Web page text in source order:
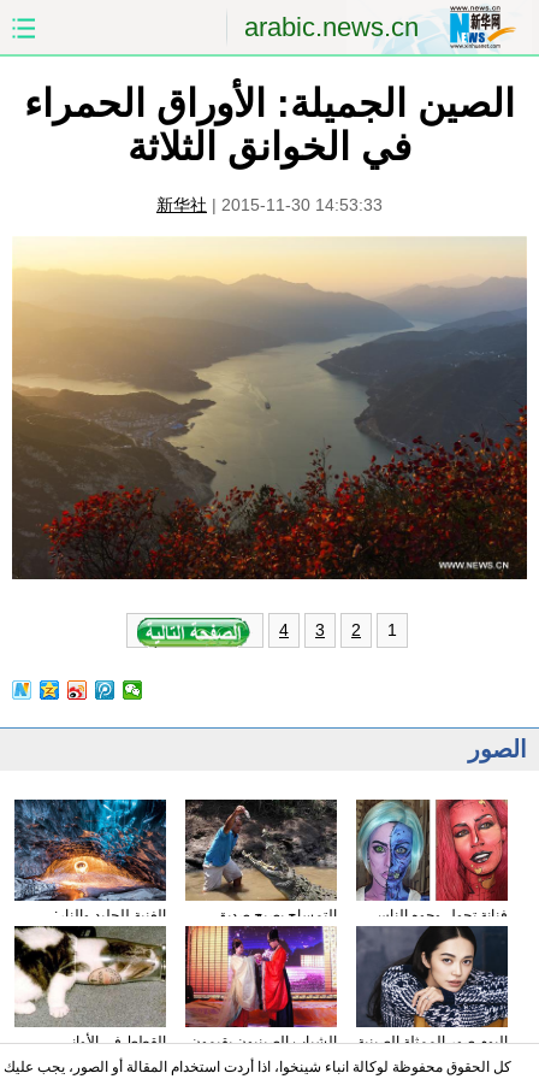
arabic.news.cn
الصين الصفحة الأولى
الشرق الأوسط العالم
الاقتصاد
العلوم والصحة الثقافة والتعليم
السياحة والبيئة
مؤتمر صحفى للخارجية
الصين الجميلة: الأوراق الحمراء
في الخوانق الثلاثة
新华社 | 2015-11-30 14:53:33
1
2
3
4
الصور
الغنية للجليد والنار:
المصور يلتقط صورا في
الأنهار الجليدية
التمساح يصبح صديق
الناس في كوستا ريكا
فنانة تحول وجوه الناس
إلى الشخصيات الكرتونية
باستخدام الماكياج
القطط في الأواني
الزجاجية
الشباب الصينيون يقيمون
حفل الزفاف وفقا لطريقة
البوم صور الممثلة الصينية
ياو تشن على مجلة
كل الحقوق محفوظة لوكالة انباء شينخوا، اذا أردت استخدام المقالة أو الصور، يجب عليك